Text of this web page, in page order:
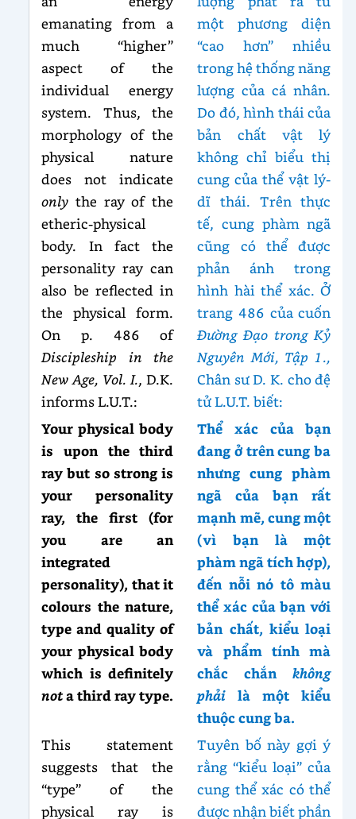
emanating from a
much “higher”
aspect of the
individual energy
system. Thus, the
morphology of the
physical nature
does not indicate
only the ray of the
etheric-physical
body. In fact the
personality ray can
also be reflected in
the physical form.
On p. 486 of
Discipleship in the
New Age, Vol. I., D.K.
informs L.U.T.:
một phương diện
“cao hơn” nhiều
trong hệ thống năng
lượng của cá nhân.
Do đó, hình thái của
bản chất vật lý
không chỉ biểu thị
cung của thể vật lý-
dĩ thái. Trên thực
tế, cung phàm ngã
cũng có thể được
phản ánh trong
hình hài thể xác. Ở
trang 486 của cuốn
Đường Đạo trong Kỷ
Nguyên Mới, Tập 1.,
Chân sư D. K. cho đệ
tử L.U.T. biết:
Your physical body
is upon the third
ray but so strong is
your personality
ray, the first (for
you are an
integrated
personality), that it
colours the nature,
type and quality of
your physical body
which is definitely
nota third ray type.
Thể xác của bạn
đang ở trên cung ba
nhưng cung phàm
ngã của bạn rất
mạnh mẽ, cung một
(vì bạn là một
phàm ngã tích hợp),
đến nỗi nó tô màu
thể xác của bạn với
bản chất, kiểu loại
và phẩm tính mà
chắc chắnkhông
phảilà một kiểu
thuộc cung ba.
This statement
suggests that the
“type” of the
physical ray is
Tuyên bố này gợi ý
rằng “kiểu loại” của
cung thể xác có thể
được nhận biết phần